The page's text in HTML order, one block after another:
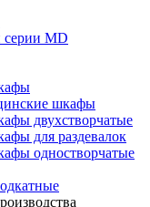
серии MD
шкафы
двухстворчатые
для раздевалок
одностворчатые